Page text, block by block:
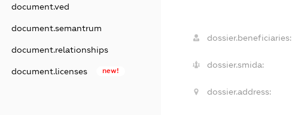
document.ved
document.semantrum
document.relationships
document.licenses new!
dossier.beneficiaries:
dossier.smida:
dossier.address: